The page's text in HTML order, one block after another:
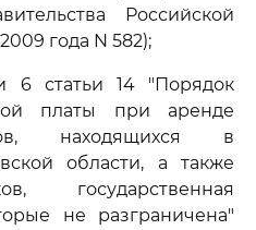
Российской
года N 582);
6 статьи 14 "Порядок
платы при аренде
находящихся в
области, а также
государственная
не разграничена"